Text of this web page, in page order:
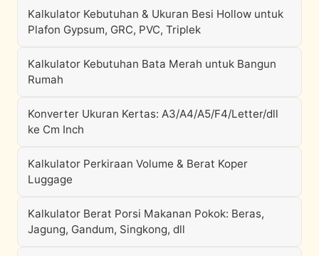
Kalkulator Kebutuhan & Ukuran Besi Hollow untuk
Plafon Gypsum, GRC, PVC, Triplek
Kalkulator Kebutuhan Bata Merah untuk Bangun
Rumah
Konverter Ukuran Kertas: A3/A4/A5/F4/Letter/dll
ke Cm Inch
Kalkulator Perkiraan Volume & Berat Koper
Luggage
Kalkulator Berat Porsi Makanan Pokok: Beras,
Jagung, Gandum, Singkong, dll